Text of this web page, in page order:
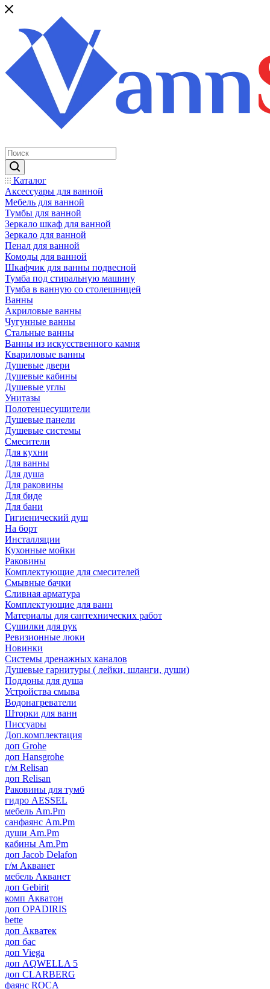
Каталог
Аксессуары для ванной
Мебель для ванной
Тумбы для ванной
Зеркало шкаф для ванной
Зеркало для ванной
Пенал для ванной
Комоды для ванной
Шкафчик для ванны подвесной
Тумба под стиральную машину
Тумба в ванную со столешницей
Ванны
Акриловые ванны
Чугунные ванны
Стальные ванны
Ванны из искусственного камня
Квариловые ванны
Душевые двери
Душевые кабины
Душевые углы
Унитазы
Полотенцесушители
Душевые панели
Душевые системы
Смесители
Для кухни
Для ванны
Для душа
Для раковины
Для биде
Для бани
Гигиенический душ
На борт
Инсталляции
Кухонные мойки
Раковины
Комплектующие для смесителей
Смывные бачки
Сливная арматура
Комплектующие для ванн
Материалы для сантехнических работ
Сушилки для рук
Ревизионные люки
Новинки
Системы дренажных каналов
Душевые гарнитуры ( лейки, шланги, души)
Поддоны для душа
Устройства смыва
Водонагреватели
Шторки для ванн
Писсуары
Доп.комплектация
доп Grohe
доп Hansgrohe
г/м Relisan
доп Relisan
Раковины для тумб
гидро AESSEL
мебель Am.Pm
санфаянс Am.Pm
души Am.Pm
кабины Am.Pm
доп Jacob Delafon
г/м Акванет
мебель Акванет
доп Gebirit
комп Акватон
доп OPADIRIS
bette
доп Акватек
доп бас
доп Viega
доп AQWELLA 5
доп CLARBERG
фаянс ROCA